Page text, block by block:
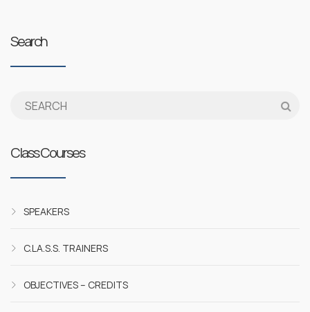
Search
Class Courses
SPEAKERS
C.LA.S.S. TRAINERS
OBJECTIVES – CREDITS